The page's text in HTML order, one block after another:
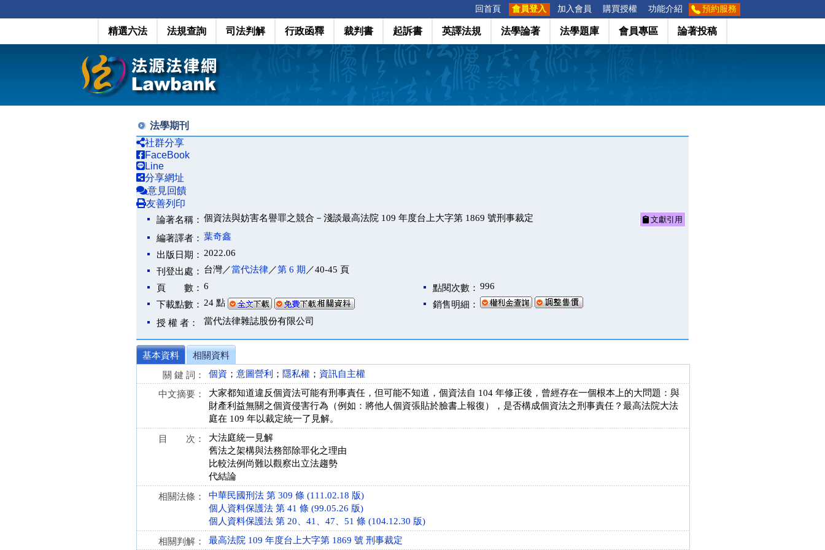
回首頁 會員登入 加入會員 購買授權 功能介紹 預約服務
精選六法 法規查詢 司法判解 行政函釋 裁判書 起訴書 英譯法規 法學論著 法學題庫 會員專區 論著投稿
法學期刊
社群分享
FaceBook
Line
分享網址
意見回饋
友善列印
論著名稱： 個資法與妨害名譽罪之競合－淺談最高法院 109 年度台上大字第 1869 號刑事裁定 文獻引用
編著譯者： 葉奇鑫
出版日期： 2022.06
刊登出處： 台灣／當代法律／第 6 期 ／40-45 頁
頁 數： 6 點閱次數： 996
下載點數： 24 點
銷售明細：
授 權 者：
當代法律雜誌股份有限公司
基本資料
相關資料
關 鍵 詞：
個資 ； 意圖營利 ； 隱私權 ； 資訊自主權
中文摘要：
大家都知道違反個資法可能有刑事責任，但可能不知道，個資法自 104 年修正後，曾經存在一個根本上的大問題：與
財產利益無關之個資侵害行為（例如：將他人個資張貼於臉書上報復），是否構成個資法之刑事責任？最高法院大法
庭在 109 年以裁定統一了見解。
目 次：
大法庭統一見解
舊法之架構與法務部除罪化之理由
比較法例尚難以觀察出立法趨勢
代結論
相關法條：
中華民國刑法 第 309 條 (111.02.18 版)
個人資料保護法 第 41 條 (99.05.26 版)
個人資料保護法 第 20、41、47、51 條 (104.12.30 版)
相關判解： 最高法院 109 年度台上大字第 1869 號 刑事裁定